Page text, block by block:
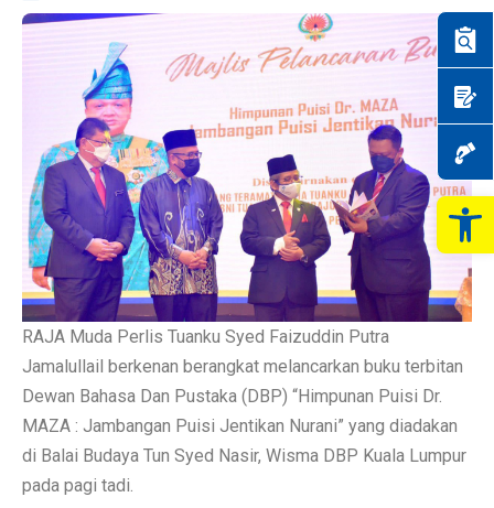
RAJA Muda Perlis Tuanku Syed Faizuddin Putra
Jamalullail berkenan berangkat melancarkan buku terbitan
Dewan Bahasa Dan Pustaka (DBP) “Himpunan Puisi Dr.
MAZA : Jambangan Puisi Jentikan Nurani” yang diadakan
di Balai Budaya Tun Syed Nasir, Wisma DBP Kuala Lumpur
pada pagi tadi.